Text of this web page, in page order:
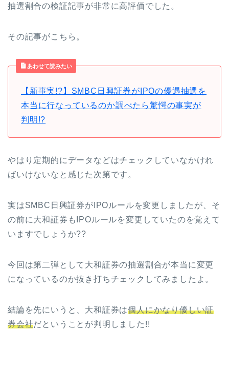
抽選割合の検証記事が非常に高評価でした。
その記事がこちら。
あわせて読みたい
【新事実!?】SMBC日興証券がIPOの優遇抽選を
本当に行なっているのか調べたら驚愕の事実が
判明!?
やはり定期的にデータなどはチェックしていなかけれ
ばいけないなと感じた次第です。
実はSMBC日興証券がIPOルールを変更しましたが、そ
の前に大和証券もIPOルールを変更していたのを覚えて
いますでしょうか??
今回は第二弾として大和証券の抽選割合が本当に変更
になっているのか抜き打ちチェックしてみましたよ。
結論を先にいうと、大和証券は個人にかなり優しい証
券会社だということが判明しました!!